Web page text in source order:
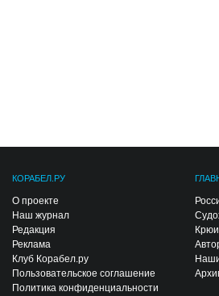
КОРАБЕЛ.РУ
О проекте
Наш журнал
Редакция
Реклама
Клуб Корабел.ру
Пользовательское соглашение
Политика конфиденциальности